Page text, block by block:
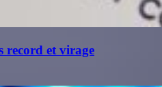
record et virage